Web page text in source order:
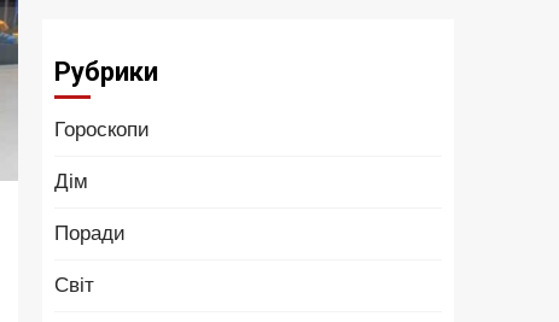
Рубрики
Гороскопи
Дім
Поради
Світ